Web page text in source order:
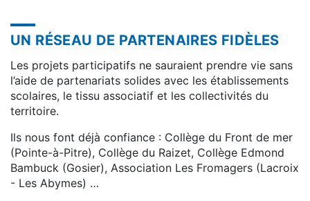
UN RÉSEAU DE PARTENAIRES FIDÈLES
Les projets participatifs ne sauraient prendre vie sans
l’aide de partenariats solides avec les établissements
scolaires, le tissu associatif et les collectivités du
territoire.
Ils nous font déjà confiance : Collège du Front de mer
(Pointe-à-Pitre), Collège du Raizet, Collège Edmond
Bambuck (Gosier), Association Les Fromagers (Lacroix
- Les Abymes) …